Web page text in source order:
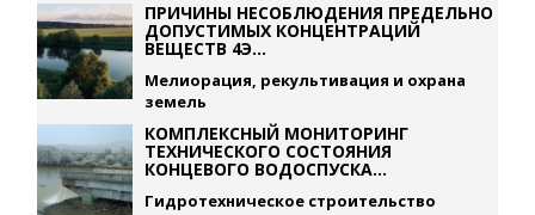
ПРИЧИНЫ НЕСОБЛЮДЕНИЯ ПРЕДЕЛЬНО
ДОПУСТИМЫХ КОНЦЕНТРАЦИЙ
ВЕЩЕСТВ 4Э...
Мелиорация, рекультивация и охрана
земель
КОМПЛЕКСНЫЙ МОНИТОРИНГ
ТЕХНИЧЕСКОГО СОСТОЯНИЯ
КОНЦЕВОГО ВОДОСПУСКА...
Гидротехническое строительство